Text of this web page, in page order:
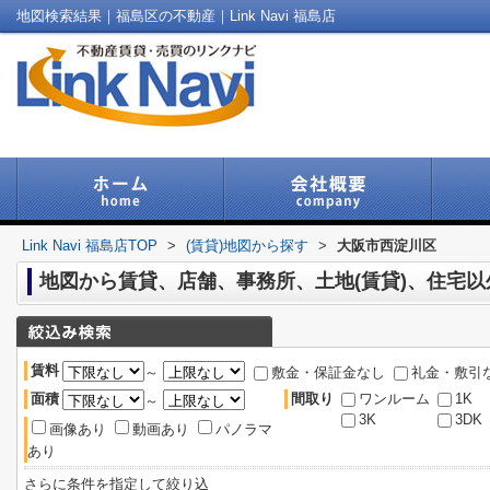
地図検索結果｜福島区の不動産｜Link Navi 福島店
Link Navi 福島店TOP > (賃貸)地図から探す > 大阪市西淀川区
地図から賃貸、店舗、事務所、土地(賃貸)、住宅
賃料 ～ 敷金・保証金なし
礼金・敷引
面積
～
画像あり
動画あり
パノラマ
あり
間取り ワンルーム
1K
3K
3DK
さらに条件を指定して絞り込